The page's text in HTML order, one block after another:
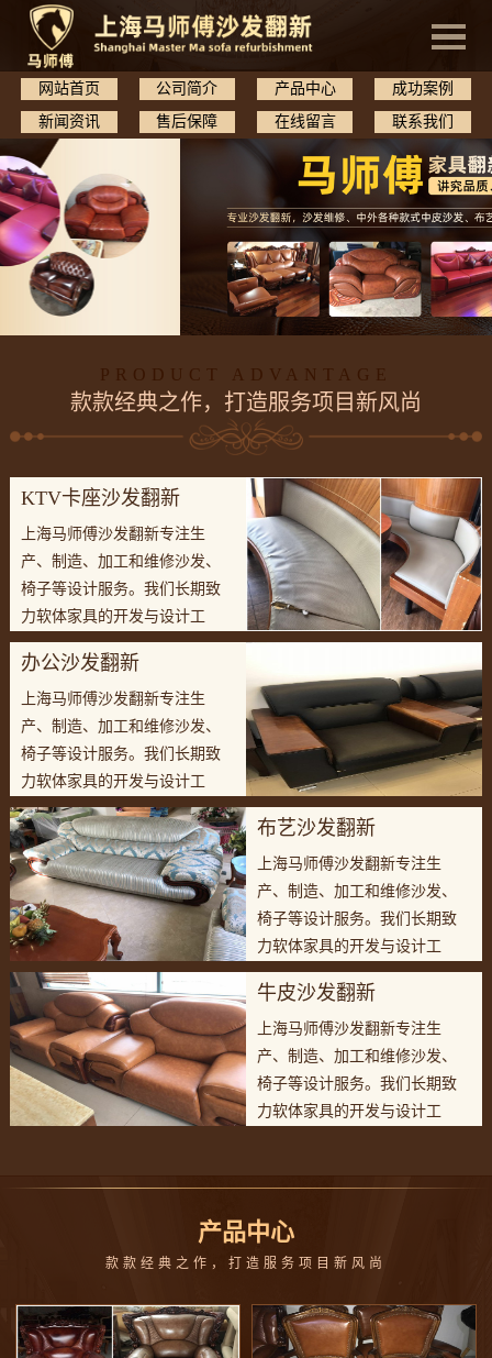
网站首页 公司简介 产品中心
成功案例
新闻资讯
售后保障 在线留言 联系我们
PRODUCT ADVANTAGE
款款经典之作，打造服务项目新风尚
KTV卡座沙发翻新
上海马师傅沙发翻新专注生
产、制造、加工和维修沙发、
椅子等设计服务。我们长期致
力软体家具的开发与设计工
作，有专业的设计团队和完善
生产团队。
办公沙发翻新
上海马师傅沙发翻新专注生
产、制造、加工和维修沙发、
椅子等设计服务。我们长期致
力软体家具的开发与设计工
作，有专业的设计团队和完善
生产团队。
布艺沙发翻新
上海马师傅沙发翻新专注生
产、制造、加工和维修沙发、
椅子等设计服务。我们长期致
力软体家具的开发与设计工
作，有专业的设计团队和完善
生产团队。
牛皮沙发翻新
上海马师傅沙发翻新专注生
产、制造、加工和维修沙发、
椅子等设计服务。我们长期致
力软体家具的开发与设计工
产品中心
款款经典之作，打造服务项目新风尚